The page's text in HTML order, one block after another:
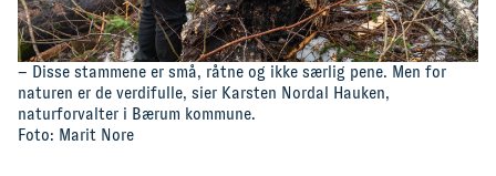
– Disse stammene er små, råtne og ikke særlig pene. Men for
naturen er de verdifulle, sier Karsten Nordal Hauken,
naturforvalter i Bærum kommune.
Foto: Marit Nore